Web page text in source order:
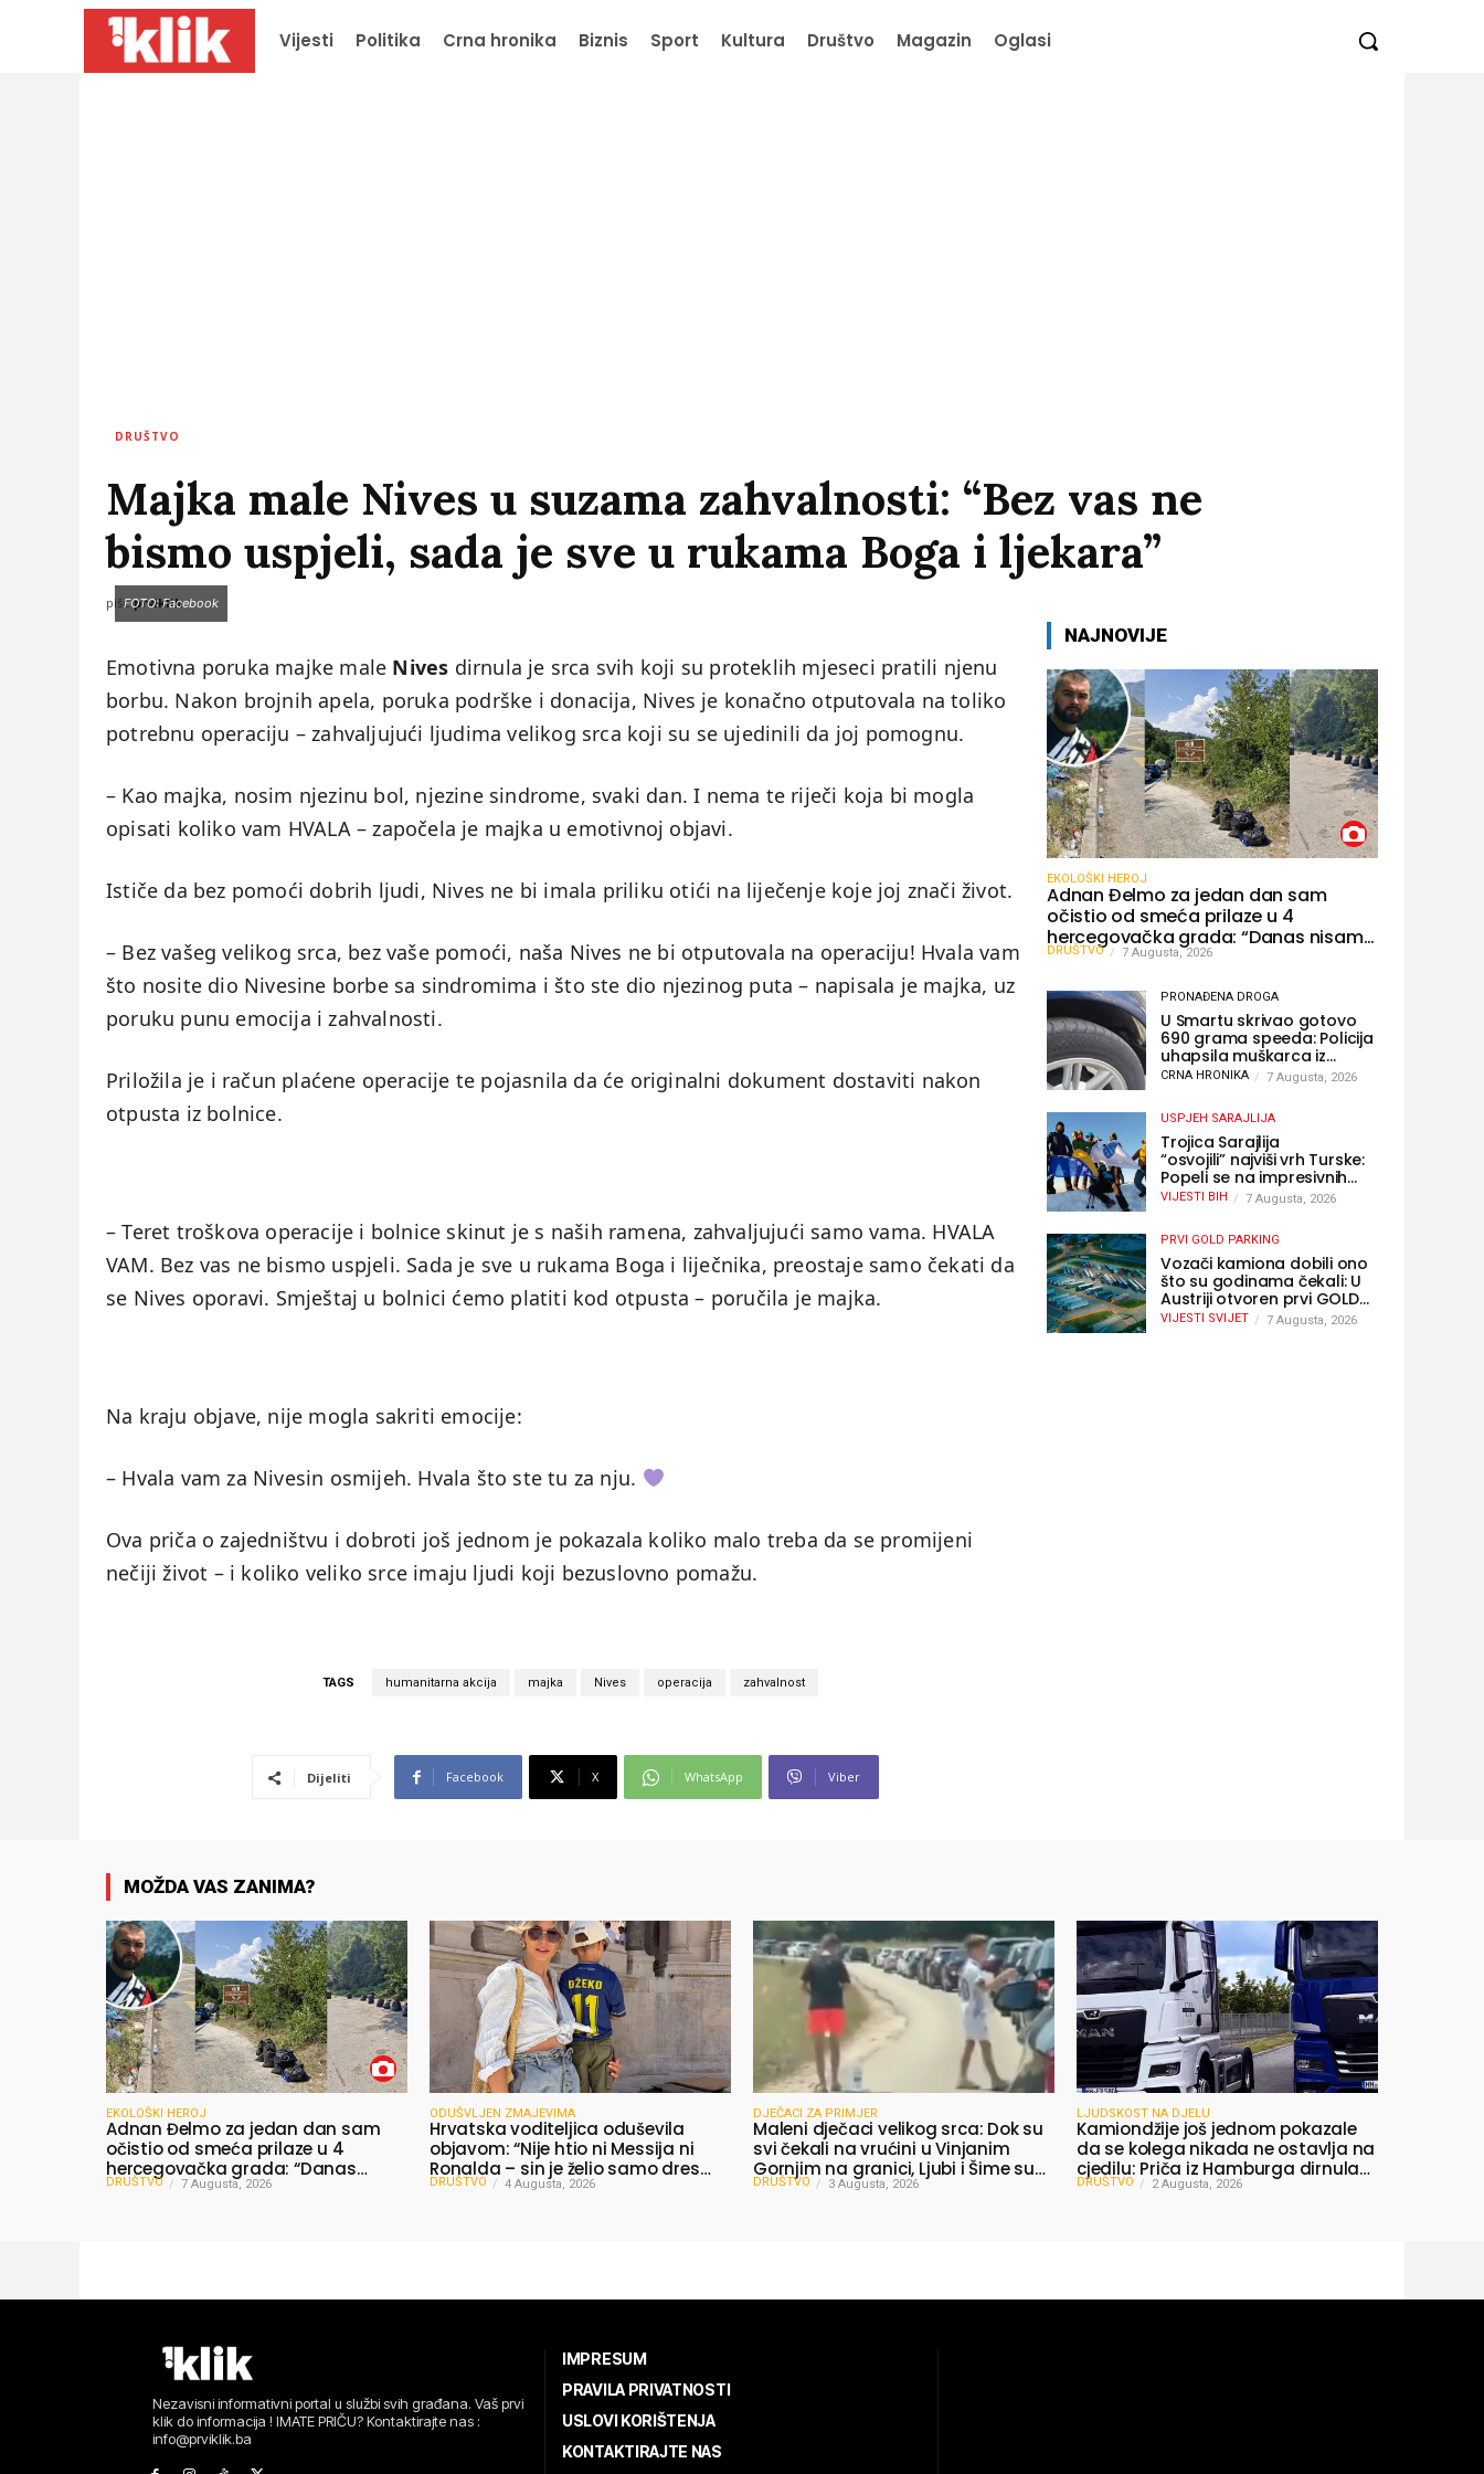
Vijesti Politika Crna hronika Biznis Sport Kultura Društvo Magazin Oglasi
DRUŠTVO
Majka male Nives u suzama zahvalnosti: “Bez vas ne
bismo uspjeli, sada je sve u rukama Boga i ljekara”
piše:prviklik
FOTO: Facebook
Emotivna poruka majke male Nives dirnula je srca svih koji su proteklih mjeseci pratili njenu
borbu. Nakon brojnih apela, poruka podrške i donacija, Nives je konačno otputovala na toliko
potrebnu operaciju – zahvaljujući ljudima velikog srca koji su se ujedinili da joj pomognu.
– Kao majka, nosim njezinu bol, njezine sindrome, svaki dan. I nema te riječi koja bi mogla
opisati koliko vam HVALA – započela je majka u emotivnoj objavi.
Ističe da bez pomoći dobrih ljudi, Nives ne bi imala priliku otići na liječenje koje joj znači život.
– Bez vašeg velikog srca, bez vaše pomoći, naša Nives ne bi otputovala na operaciju! Hvala vam
što nosite dio Nivesine borbe sa sindromima i što ste dio njezinog puta – napisala je majka, uz
poruku punu emocija i zahvalnosti.
Priložila je i račun plaćene operacije te pojasnila da će originalni dokument dostaviti nakon
otpusta iz bolnice.
– Teret troškova operacije i bolnice skinut je s naših ramena, zahvaljujući samo vama. HVALA
VAM. Bez vas ne bismo uspjeli. Sada je sve u rukama Boga i liječnika, preostaje samo čekati da
se Nives oporavi. Smještaj u bolnici ćemo platiti kod otpusta – poručila je majka.
Na kraju objave, nije mogla sakriti emocije:
– Hvala vam za Nivesin osmijeh. Hvala što ste tu za nju.
Ova priča o zajedništvu i dobroti još jednom je pokazala koliko malo treba da se promijeni
nečiji život – i koliko veliko srce imaju ljudi koji bezuslovno pomažu.
TAGS humanitarna akcija majka Nives operacija zahvalnost
Dijeliti Facebook X WhatsApp Viber
NAJNOVIJE
EKOLOŠKI HEROJ
Adnan Đelmo za jedan dan sam
očistio od smeća prilaze u 4
hercegovačka grada: “Danas nisam
čistio samo smeće, čistio sam sliku o
DRUŠTVO 7 Augusta, 2026
PRONAĐENA DROGA
U Smartu skrivao gotovo
690 grama speeda: Policija
uhapsila muškarca iz
Hercegovine
CRNA HRONIKA 7 Augusta, 2026
USPJEH SARAJLIJA
Trojica Sarajlija
“osvojili” najviši vrh Turske:
Popeli se na impresivnih
5.137 metara
VIJESTI BIH 7 Augusta, 2026
PRVI GOLD PARKING
Vozači kamiona dobili ono
što su godinama čekali: U
Austriji otvoren prvi GOLD
sigurni parking
VIJESTI SVIJET 7 Augusta, 2026
MOŽDA VAS ZANIMA?
EKOLOŠKI HEROJ
Adnan Đelmo za jedan dan sam
očistio od smeća prilaze u 4
hercegovačka grada: “Danas
nisam čistio samo smeće, čistio
DRUŠTVO 7 Augusta, 2026
ODUŠVLJEN ZMAJEVIMA
Hrvatska voditeljica oduševila
objavom: “Nije htio ni Messija ni
Ronalda – sin je želio samo dres
Bosne”
DRUŠTVO 4 Augusta, 2026
DJEČACI ZA PRIMJER
Maleni dječaci velikog srca: Dok su
svi čekali na vrućini u Vinjanim
Gornjim na granici, Ljubi i Šime su
dijelili vodu putnicima
DRUŠTVO 3 Augusta, 2026
LJUDSKOST NA DJELU
Kamiondžije još jednom pokazale
da se kolega nikada ne ostavlja na
cjedilu: Priča iz Hamburga dirnula
mnoge
DRUŠTVO 2 Augusta, 2026
Nezavisni informativni portal u službi svih građana. Vaš prvi
klik do informacija ! IMATE PRIČU? Kontaktirajte nas :
info@prviklik.ba
IMPRESUM
PRAVILA PRIVATNOSTI
USLOVI KORIŠTENJA
KONTAKTIRAJTE NAS